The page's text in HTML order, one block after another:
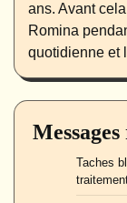
ans. Avant
Romina
quotidienne et
Taches